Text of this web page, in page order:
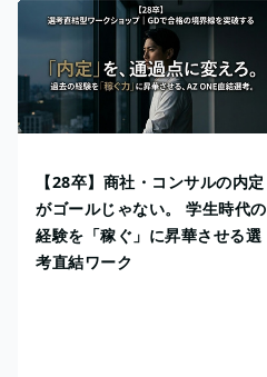
【28卒】商社・コンサルの内定
がゴールじゃない。 学生時代の
経験を「稼ぐ」に昇華させる選
考直結ワーク